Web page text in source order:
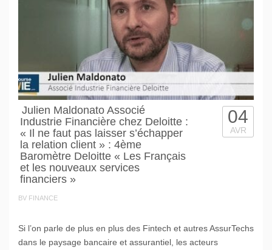
Julien Maldonato Associé
Industrie Financière chez Deloitte :
« Il ne faut pas laisser s’échapper
la relation client » : 4ème
Baromètre Deloitte « Les Français
et les nouveaux services
financiers »
BV FINANCE
04
AVR
Si l’on parle de plus en plus des Fintech et autres AssurTechs
dans le paysage bancaire et assurantiel, les acteurs